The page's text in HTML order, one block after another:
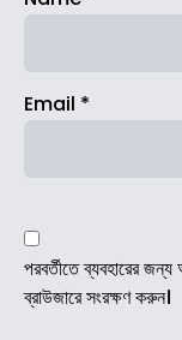
Email *
পরবর্তীতে ব্যবহারের
ব্রাউজারে সংরক্ষণ করুন।